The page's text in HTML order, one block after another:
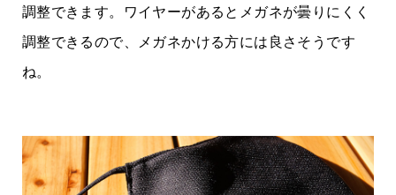
調整できます。ワイヤーがあるとメガネが曇りにくく
調整できるので、メガネかける方には良さそうです
ね。